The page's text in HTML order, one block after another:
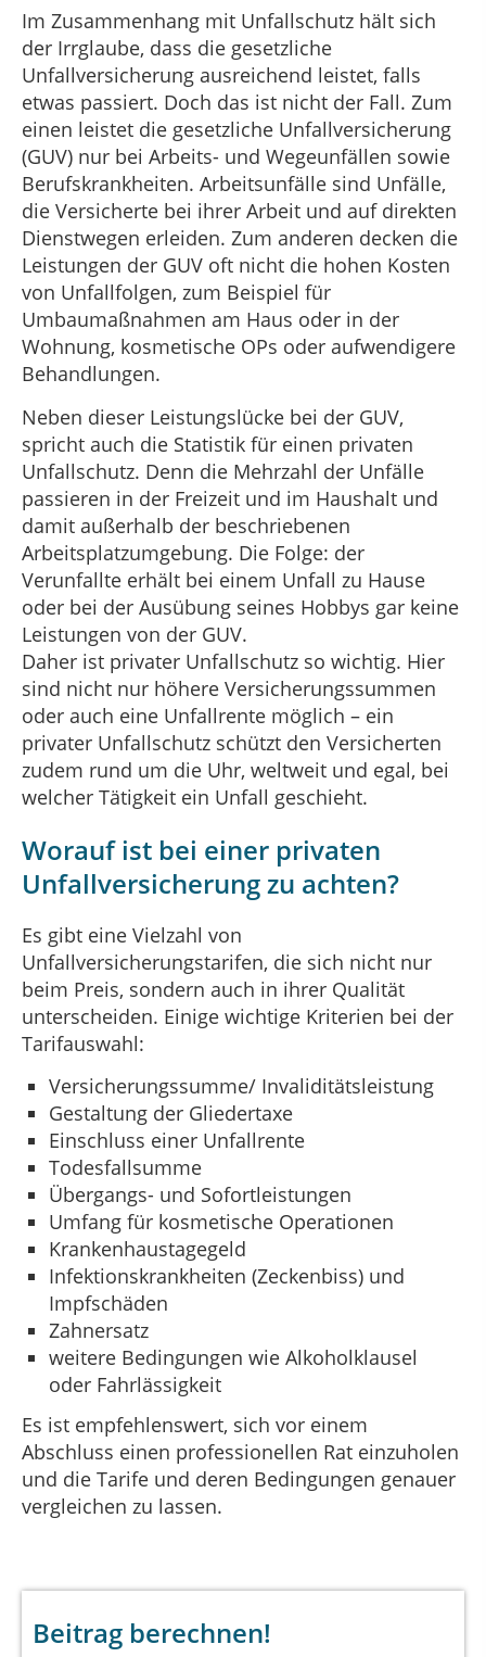
Im Zusammenhang mit Unfallschutz hält sich
der Irrglaube, dass die gesetzliche
Unfallversicherung ausreichend leistet, falls
etwas passiert. Doch das ist nicht der Fall. Zum
einen leistet die gesetzliche Unfallversicherung
(GUV) nur bei Arbeits- und Wegeunfällen sowie
Berufskrankheiten. Arbeitsunfälle sind Unfälle,
die Versicherte bei ihrer Arbeit und auf direkten
Dienstwegen erleiden. Zum anderen decken die
Leistungen der GUV oft nicht die hohen Kosten
von Unfallfolgen, zum Beispiel für
Umbaumaßnahmen am Haus oder in der
Wohnung, kosmetische OPs oder aufwendigere
Behandlungen.
Neben dieser Leistungslücke bei der GUV,
spricht auch die Statistik für einen privaten
Unfallschutz. Denn die Mehrzahl der Unfälle
passieren in der Freizeit und im Haushalt und
damit außerhalb der beschriebenen
Arbeitsplatzumgebung. Die Folge: der
Verunfallte erhält bei einem Unfall zu Hause
oder bei der Ausübung seines Hobbys gar keine
Leistungen von der GUV.
Daher ist privater Unfallschutz so wichtig. Hier
sind nicht nur höhere Versicherungssummen
oder auch eine Unfallrente möglich – ein
privater Unfallschutz schützt den Versicherten
zudem rund um die Uhr, weltweit und egal, bei
welcher Tätigkeit ein Unfall geschieht.
Worauf ist bei einer privaten
Unfallversicherung zu achten?
Es gibt eine Vielzahl von
Unfallversicherungstarifen, die sich nicht nur
beim Preis, sondern auch in ihrer Qualität
unterscheiden. Einige wichtige Kriterien bei der
Tarifauswahl:
Versicherungssumme/ Invaliditätsleistung
Gestaltung der Gliedertaxe
Einschluss einer Unfallrente
Todesfallsumme
Übergangs- und Sofortleistungen
Umfang für kosmetische Operationen
Krankenhaustagegeld
Infektionskrankheiten (Zeckenbiss) und
Impfschäden
Zahnersatz
weitere Bedingungen wie Alkoholklausel
oder Fahrlässigkeit
Es ist empfehlenswert, sich vor einem
Abschluss einen professionellen Rat einzuholen
und die Tarife und deren Bedingungen genauer
vergleichen zu lassen.
Beitrag berechnen!